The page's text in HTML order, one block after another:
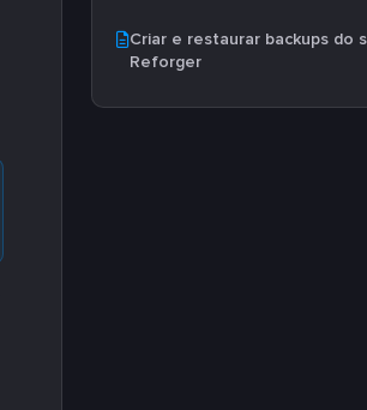
Criar e restaurar backups do
Reforger